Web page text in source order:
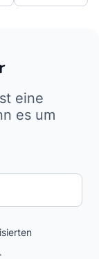
eine
es um